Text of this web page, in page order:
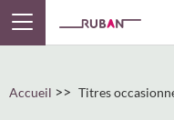
Accueil >> Titres